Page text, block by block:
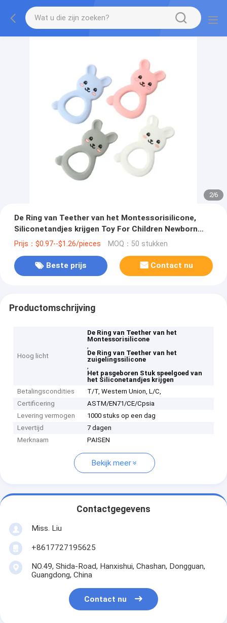
2/6
De Ring van Teether van het Montessorisilicone,
Siliconetandjes krijgen Toy For Children Newborn
Infant
Prijs：$0.97--$1.26/pieces MOQ：50 stukken
Beste prijs Contact nu
Productomschrijving
Hoog licht
De Ring van Teether van het
Montessorisilicone
,
De Ring van Teether van het
zuigelingssilicone
,
Het pasgeboren Stuk speelgoed van
het Siliconetandjes krijgen
Betalingscondities
T/T, Western Union, L/C,
Certificering
ASTM/EN71/CE/Cpsia
Levering vermogen
1000 stuks op een dag
Levertijd
7 dagen
Merknaam
PAISEN
Bekijk meer
Contactgegevens
Miss. Liu
+8617727195625
NO.49, Shida-Road, Hanxishui, Chashan, Dongguan,
Guangdong, China
Contact nu